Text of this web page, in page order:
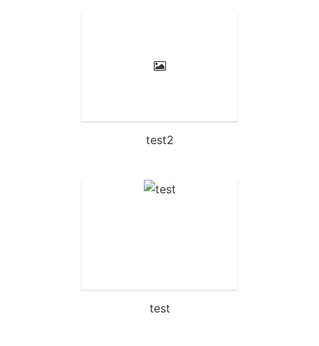
test2
test